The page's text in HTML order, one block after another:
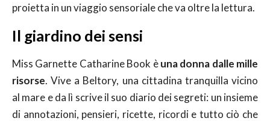
proietta in un viaggio sensoriale che va oltre la lettura.
Il giardino dei sensi
Miss Garnette Catharine Book èuna donna dalle mille
risorse. Vive a Beltory, una cittadina tranquilla vicino
al mare e da lì scrive il suo diario dei segreti: un insieme
di annotazioni, pensieri, ricette, ricordi e tutto ciò che